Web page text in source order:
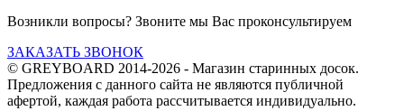
Возникли вопросы? Звоните мы Вас проконсультируем
ЗАКАЗАТЬ ЗВОНОК
© GREYBOARD 2014-2026 - Магазин старинных досок.
Предложения с данного сайта не являются публичной
афертой, каждая работа рассчитывается индивидуально.